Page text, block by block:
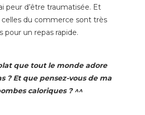
peur d’être traumatisée. Et
du commerce sont très
pour un repas rapide.
que tout le monde adore
? Et que pensez-vous de ma
caloriques ? ^^